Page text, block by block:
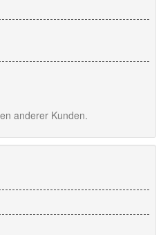
anderer Kunden.